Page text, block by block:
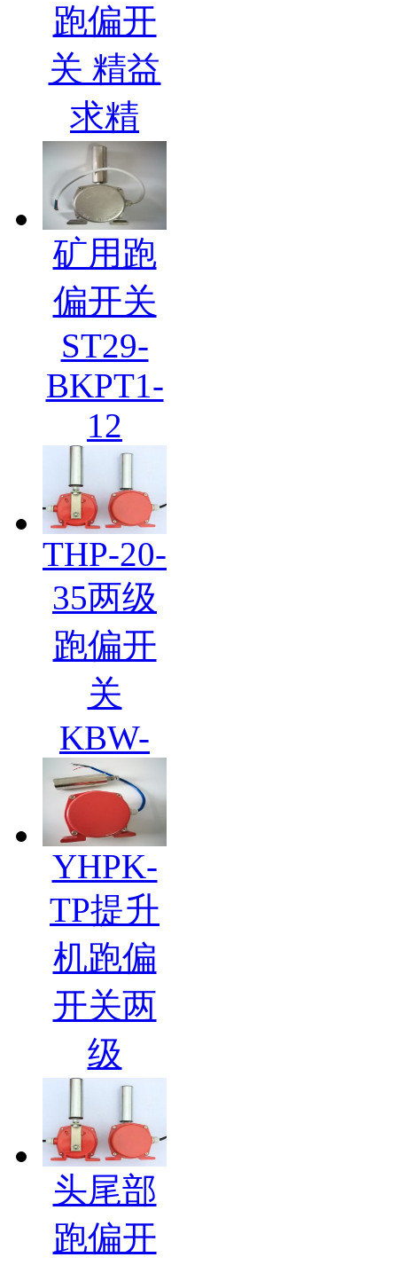
跑偏开
关 精益
求精
矿用跑
偏开关
ST29-
BKPT1-
12
THP-20-
35两级
跑偏开
关
KBW-
YHPK-
TP提升
机跑偏
开关两
级
头尾部
跑偏开